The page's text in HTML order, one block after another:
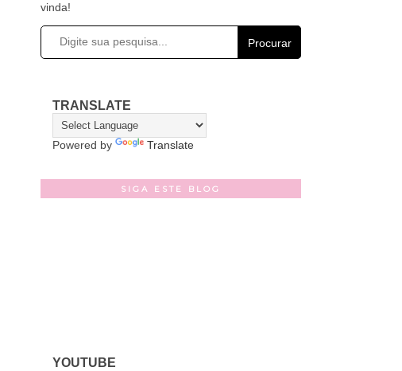
vinda!
Procurar
TRANSLATE
Powered by Translate
SIGA ESTE BLOG
YOUTUBE